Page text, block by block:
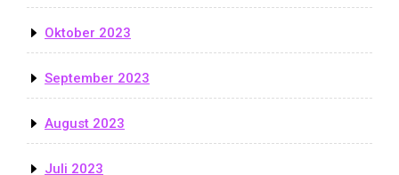
Oktober 2023
September 2023
August 2023
Juli 2023